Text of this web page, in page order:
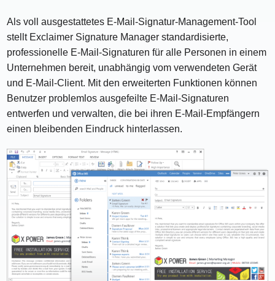
Als voll ausgestattetes E-Mail-Signatur-Management-Tool
stellt Exclaimer Signature Manager standardisierte,
professionelle E-Mail-Signaturen für alle Personen in einem
Unternehmen bereit, unabhängig vom verwendeten Gerät
und E-Mail-Client. Mit den erweiterten Funktionen können
Benutzer problemlos ausgefeilte E-Mail-Signaturen
entwerfen und verwalten, die bei ihren E-Mail-Empfängern
einen bleibenden Eindruck hinterlassen.